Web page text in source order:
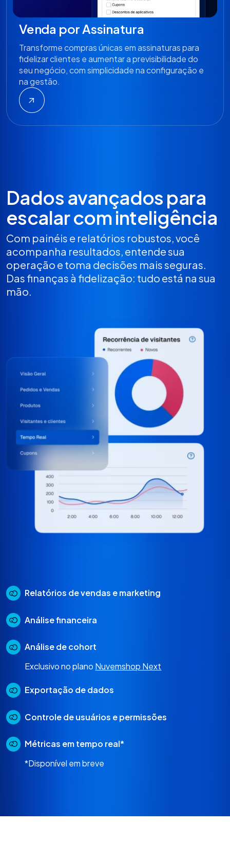
Venda por Assinatura
Transforme compras únicas em assinaturas para
fidelizar clientes e aumentar a previsibilidade do
seu negócio, com simplicidade na configuração e
na gestão.
Dados avançados para
escalar com inteligência
Com painéis e relatórios robustos, você
acompanha resultados, entende sua
operação e toma decisões mais seguras.
Das finanças à fidelização: tudo está na sua
mão.
Relatórios de vendas e marketing
Análise financeira
Análise de cohort
Exclusivo no plano Nuvemshop Next
Exportação de dados
Controle de usuários e permissões
Métricas em tempo real*
*Disponível em breve